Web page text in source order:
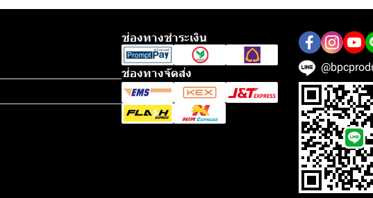
ช่องทางชำระเงิน
ช่องทางจัดส่ง